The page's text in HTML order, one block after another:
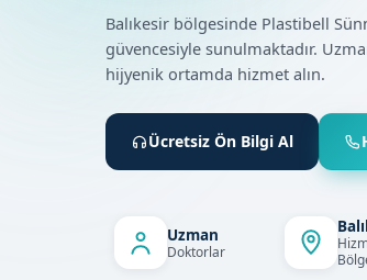
Balıkesir bölgesinde Plastibell
güvencesiyle sunulmaktadır.
hijyenik ortamda hizmet alın.
Ücretsiz Ön Bilgi Al
Uzman
Doktorlar